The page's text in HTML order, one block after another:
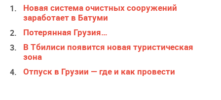
Новая система очистных сооружений
заработает в Батуми
Потерянная Грузия…
В Тбилиси появится новая туристическая
зона
Отпуск в Грузии — где и как провести